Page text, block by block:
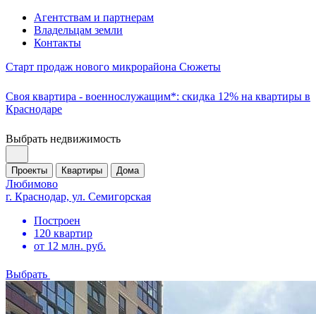
Агентствам и партнерам
Владельцам земли
Контакты
Старт продаж нового микрорайона Сюжеты
Своя квартира - военнослужащим*: скидка 12% на квартиры в
Краснодаре
Выбрать недвижимость
Проекты Квартиры Дома
Любимово
г. Краснодар, ул. Семигорская
Построен
120 квартир
от 12 млн. руб.
Выбрать